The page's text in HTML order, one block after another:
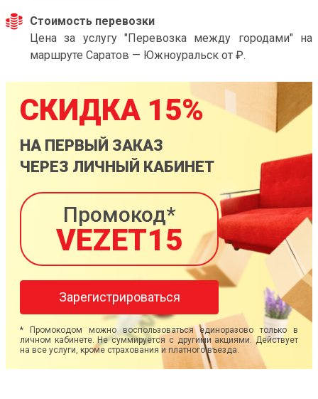
Стоимость перевозки
Цена за услугу "Перевозка между городами" на
маршруте Саратов — Южноуральск от ₽.
СКИДКА 15%
НА ПЕРВЫЙ ЗАКАЗ
ЧЕРЕЗ ЛИЧНЫЙ КАБИНЕТ
Промокод*
VEZET15
Зарегистрироваться
* Промокодом можно воспользоваться единоразово только в
личном кабинете. Не суммируется с другими акциями. Действует
на все услуги, кроме страхования и платного въезда.